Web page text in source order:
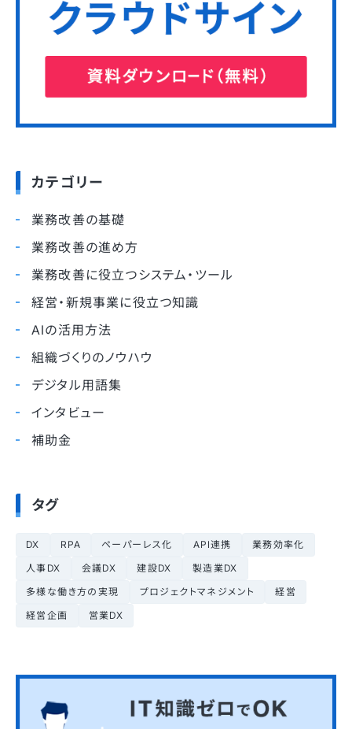
カテゴリー
業務改善の基礎
業務改善の進め方
業務改善に役立つシステム・ツール
経営・新規事業に役立つ知識
AIの活用方法
組織づくりのノウハウ
デジタル用語集
インタビュー
補助金
タグ
DX RPA ペーパーレス化 API連携
業務効率化
人事DX
会議DX 建設DX
製造業DX
多様な働き方の実現
プロジェクトマネジメント
経営
経営企画
営業DX